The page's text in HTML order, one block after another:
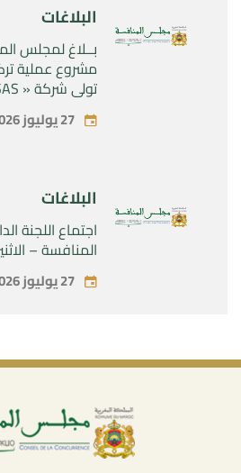
البلاغات
بــلاغ لمجلس
مشروع عملية
SAS »27 يوليوز 2026
البلاغات
اجتماع اللجنة
المنافسة – الاثنين 27 يوليو
27 يوليوز 2026